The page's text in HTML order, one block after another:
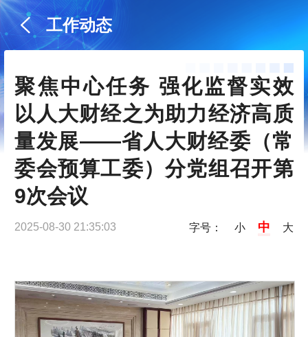
工作动态
聚焦中心任务 强化监督实效
以人大财经之为助力经济高质
量发展——省人大财经委（常
委会预算工委）分党组召开第
9次会议
2025-08-30 21:35:03 字号： 小 中 大